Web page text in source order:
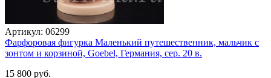
Артикул: 06299
Фарфоровая фигурка Маленький путешественник, мальчик с
зонтом и корзиной, Goebel, Германия, сер. 20 в.
15 800 руб.